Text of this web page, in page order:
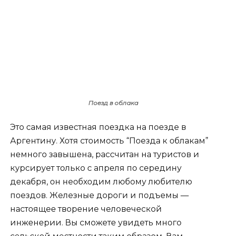
Поезд в облака
Это самая известная поездка на поезде в
Аргентину. Хотя стоимость “Поезда к облакам”
немного завышена, рассчитан на туристов и
курсирует только с апреля по середину
декабря, он необходим любому любителю
поездов. Железные дороги и подъемы —
настоящее творение человеческой
инженерии. Вы сможете увидеть много